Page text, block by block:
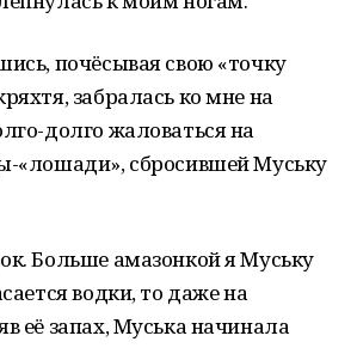
почёсывая свою «точку
забралась ко мне на
долго жаловаться на
«лошади», сбросившей Муську
Больше амазонкой я Муську
водки, то даже на
её запах, Муська начинала